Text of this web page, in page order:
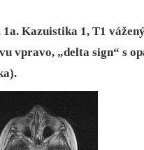
1a. Kazuistika 1, T1
vpravo, „delta sign“ s